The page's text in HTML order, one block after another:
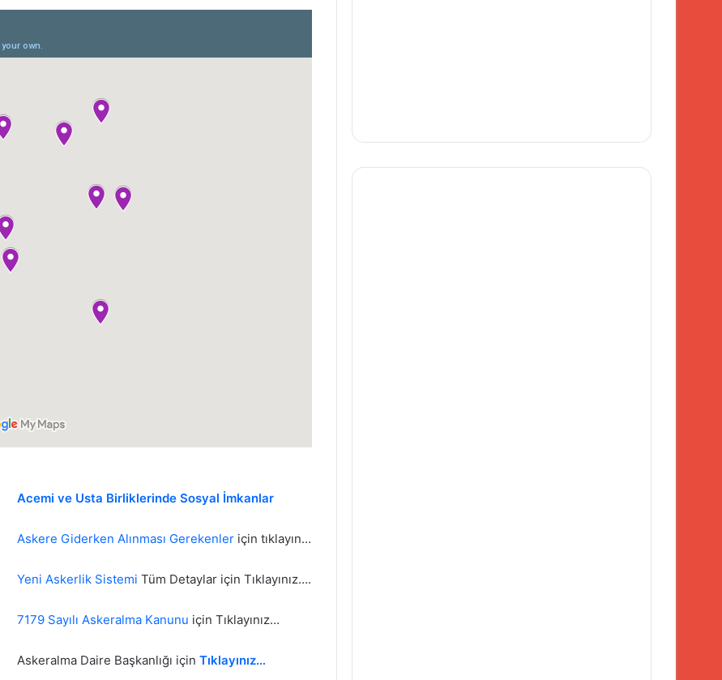
Acemi ve Usta Birliklerinde Sosyal İmkanlar
Askere Giderken Alınması Gerekenler için tıklayın…
Yeni Askerlik Sistemi Tüm Detaylar için Tıklayınız….
7179 Sayılı Askeralma Kanunu için Tıklayınız…
Askeralma Daire Başkanlığı için Tıklayınız…